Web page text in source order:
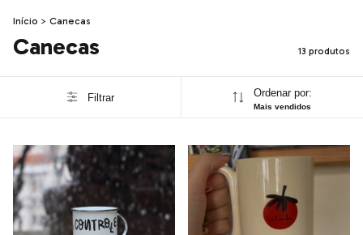
Início > Canecas
Canecas 13 produtos
Filtrar Ordenar por:
Mais vendidos